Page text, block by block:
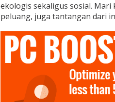
ekologis sekaligus sosial.
peluang, juga tantangan dari